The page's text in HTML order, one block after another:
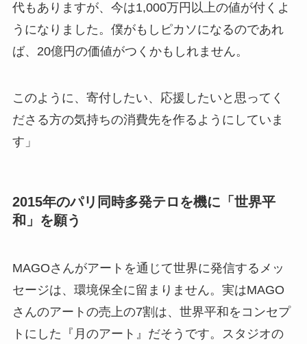
代もありますが、今は1,000万円以上の値が付くよ
うになりました。僕がもしピカソになるのであれ
ば、20億円の価値がつくかもしれません。
このように、寄付したい、応援したいと思ってく
ださる方の気持ちの消費先を作るようにしていま
す」
2015年のパリ同時多発テロを機に「世界平
和」を願う
MAGOさんがアートを通じて世界に発信するメッ
セージは、環境保全に留まりません。実はMAGO
さんのアートの売上の7割は、世界平和をコンセプ
トにした『月のアート』だそうです。スタジオの